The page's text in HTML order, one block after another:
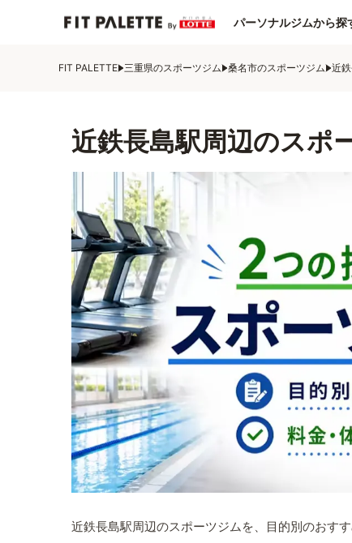
パーソナルジムから探
FIT PALETTE 三重県のスポーツジム 桑名市のスポーツジム 近
近鉄長島駅周辺のスポ
近鉄長島駅周辺のスポーツジムを、目的別のおす